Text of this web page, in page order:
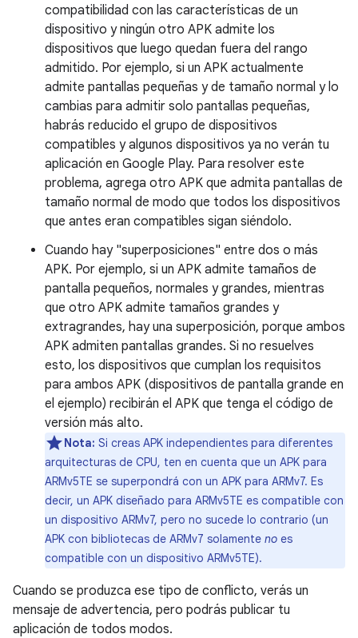
compatibilidad con las características de un
dispositivo y ningún otro APK admite los
dispositivos que luego quedan fuera del rango
admitido. Por ejemplo, si un APK actualmente
admite pantallas pequeñas y de tamaño normal y lo
cambias para admitir solo pantallas pequeñas,
habrás reducido el grupo de dispositivos
compatibles y algunos dispositivos ya no verán tu
aplicación en Google Play. Para resolver este
problema, agrega otro APK que admita pantallas de
tamaño normal de modo que todos los dispositivos
que antes eran compatibles sigan siéndolo.
Cuando hay "superposiciones" entre dos o más
APK. Por ejemplo, si un APK admite tamaños de
pantalla pequeños, normales y grandes, mientras
que otro APK admite tamaños grandes y
extragrandes, hay una superposición, porque ambos
APK admiten pantallas grandes. Si no resuelves
esto, los dispositivos que cumplan los requisitos
para ambos APK (dispositivos de pantalla grande en
el ejemplo) recibirán el APK que tenga el código de
versión más alto.
Nota: Si creas APK independientes para diferentes
arquitecturas de CPU, ten en cuenta que un APK para
ARMv5TE se superpondrá con un APK para ARMv7. Es
decir, un APK diseñado para ARMv5TE es compatible con
un dispositivo ARMv7, pero no sucede lo contrario (un
APK con bibliotecas de ARMv7 solamente no es
compatible con un dispositivo ARMv5TE).
Cuando se produzca ese tipo de conflicto, verás un
mensaje de advertencia, pero podrás publicar tu
aplicación de todos modos.